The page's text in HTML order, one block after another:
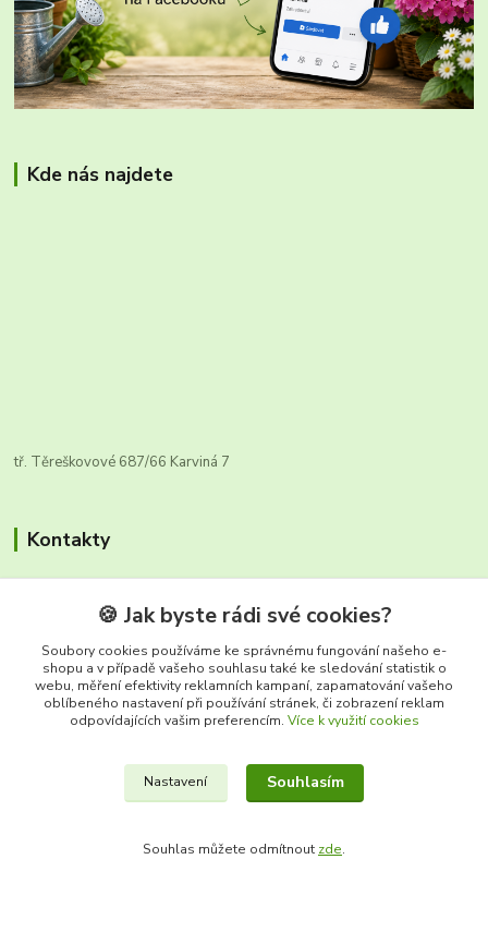
Kde nás najdete
tř. Těreškovové 687/66 Karviná 7
Kontakty
Zákaznická infolinka FRUTO
+420 604 670 925
🍪 Jak byste rádi své cookies?
Soubory cookies používáme ke správnému fungování našeho e-
shopu a v případě vašeho souhlasu také ke sledování statistik o
webu, měření efektivity reklamních kampaní, zapamatování vašeho
oblíbeného nastavení při používání stránek, či zobrazení reklam
odpovídajících vašim preferencím. Více k využití cookies
Nastavení Souhlasím
Souhlas můžete odmítnout zde.